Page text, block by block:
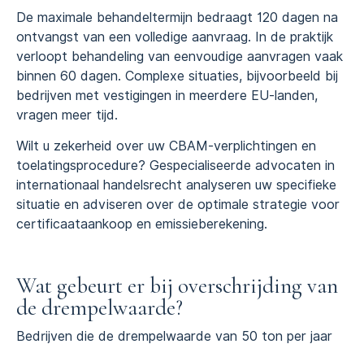
De maximale behandeltermijn bedraagt 120 dagen na
ontvangst van een volledige aanvraag. In de praktijk
verloopt behandeling van eenvoudige aanvragen vaak
binnen 60 dagen. Complexe situaties, bijvoorbeeld bij
bedrijven met vestigingen in meerdere EU-landen,
vragen meer tijd.
Wilt u zekerheid over uw CBAM-verplichtingen en
toelatingsprocedure? Gespecialiseerde advocaten in
internationaal handelsrecht analyseren uw specifieke
situatie en adviseren over de optimale strategie voor
certificaataankoop en emissieberekening.
Wat gebeurt er bij overschrijding van
de drempelwaarde?
Bedrijven die de drempelwaarde van 50 ton per jaar